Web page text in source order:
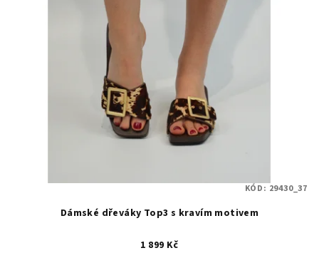
Dámské dřeváky Top3 s kravím motivem
1 899 Kč
KÓD: 29430_37